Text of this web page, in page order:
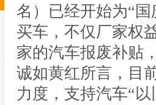
名）已经开始为“
买车，不仅厂家权
家的汽车报废补贴
诚如黄红所言，目
力度，支持汽车“以